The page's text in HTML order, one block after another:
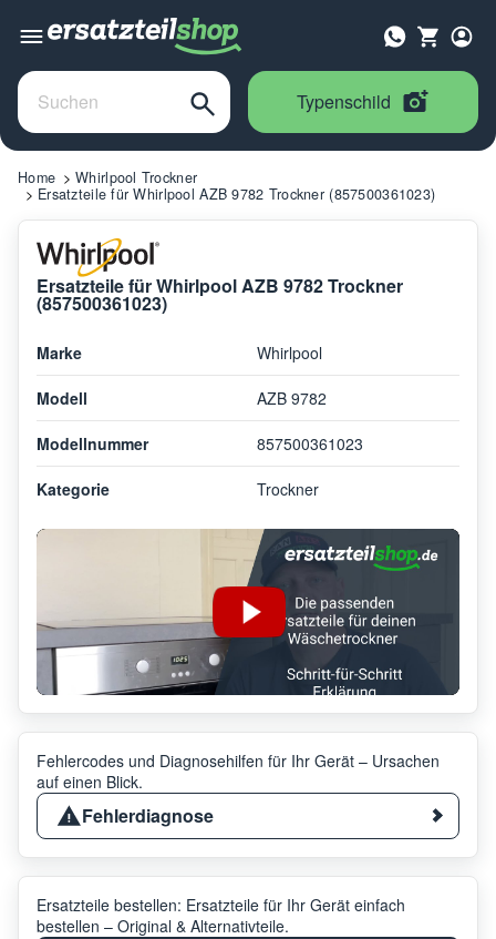
Typenschild
Home
Whirlpool Trockner
Ersatzteile für Whirlpool AZB 9782 Trockner (857500361023)
Ersatzteile für Whirlpool AZB 9782 Trockner
(857500361023)
Marke Whirlpool
Modell AZB 9782
Modellnummer 857500361023
Kategorie Trockner
Fehlercodes und Diagnosehilfen für Ihr Gerät – Ursachen
auf einen Blick.
Fehlerdiagnose
Ersatzteile bestellen: Ersatzteile für Ihr Gerät einfach
bestellen – Original & Alternativteile.